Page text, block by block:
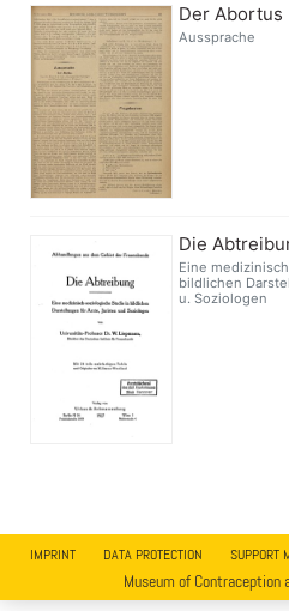
Der Abortus
Aussprache
Die
Eine
bildlichen
u. Soziologen
IMPRINT DATA PROTECTION SUPPORT
Museum of